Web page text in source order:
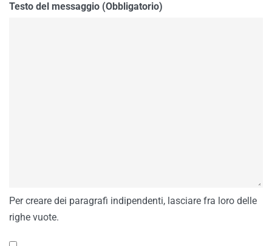
Testo del messaggio (Obbligatorio)
Per creare dei paragrafi indipendenti, lasciare fra loro delle
righe vuote.